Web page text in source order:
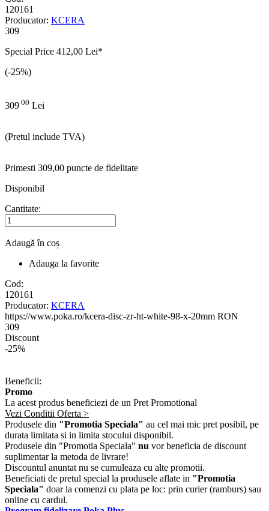
120161
Producator: KCERA
309
Special Price 412,00 Lei*
(-25%)
309 00 Lei
(Pretul include TVA)
Primesti 309,00 puncte de fidelitate
Disponibil
Cantitate:
Adaugă în coș
Adauga la favorite
Cod:
120161
Producator: KCERA
https://www.poka.ro/kcera-disc-zr-ht-white-98-x-20mm RON
309
Discount
-25%
Beneficii:
Promo
La acest produs beneficiezi de un Pret Promotional
Vezi Conditii Oferta >
Produsele din "Promotia Speciala" au cel mai mic pret posibil, pe
durata limitata si in limita stocului disponibil.
Produsele din "Promotia Speciala" nu vor beneficia de discount
suplimentar la metoda de livrare!
Discountul anuntat nu se cumuleaza cu alte promotii.
Beneficiati de pretul special la produsele aflate in "Promotia
Speciala" doar la comenzi cu plata pe loc: prin curier (ramburs) sau
online cu cardul.